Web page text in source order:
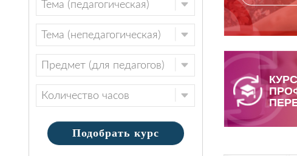
Подобрать курс